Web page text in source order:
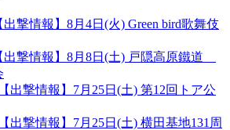
出撃情報】8月4日(火) Green bird歌舞伎
出撃情報】8月8日(土) 戸隠高原鐵道
【出撃情報】7月25日(土) 第12回トア公
【出撃情報】7月25日(土) 横田基地131周